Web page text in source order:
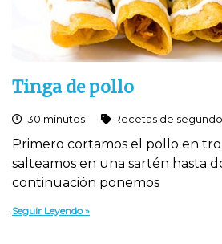
Tinga de pollo
30 minutos Recetas de
Primero cortamos el pollo en
salteamos en una sartén hasta
continuación ponemos
Seguir Leyendo